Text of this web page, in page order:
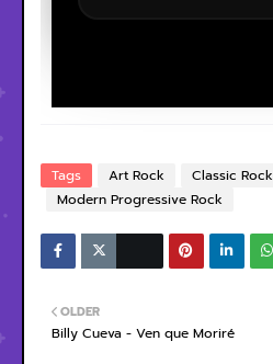
Tags Art Rock
Classic Rock
Modern Progressive Rock
OLDER
Billy Cueva - Ven que Moriré